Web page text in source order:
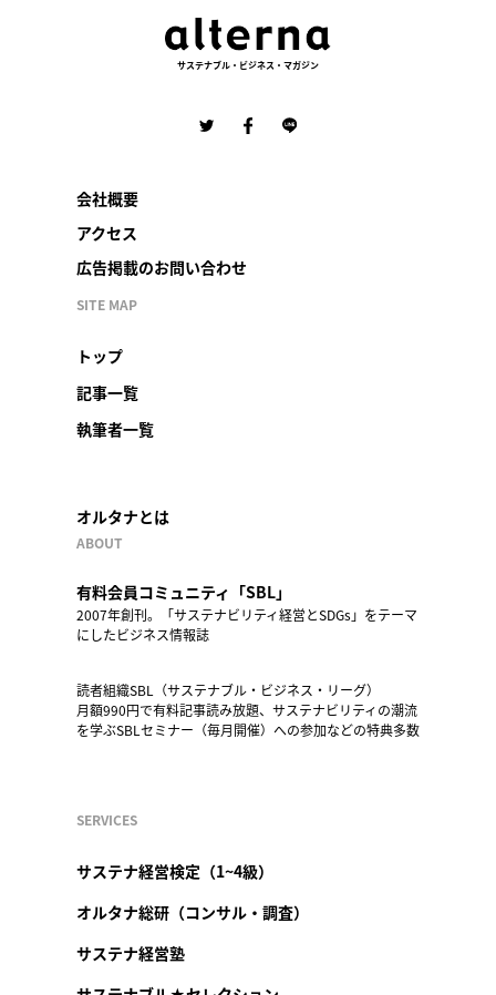
サステナブル・ビジネス・マガジン
会社概要
アクセス
広告掲載のお問い合わせ
SITE MAP
トップ
記事一覧
執筆者一覧
オルタナとは
ABOUT
有料会員コミュニティ「SBL」
2007年創刊。「サステナビリティ経営とSDGs」をテーマ
にしたビジネス情報誌
読者組織SBL（サステナブル・ビジネス・リーグ）
月額990円で有料記事読み放題、サステナビリティの潮流
を学ぶSBLセミナー（毎月開催）への参加などの特典多数
SERVICES
サステナ経営検定（1~4級）
オルタナ総研（コンサル・調査）
サステナ経営塾